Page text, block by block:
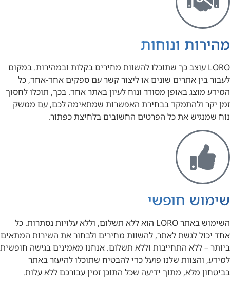
מהירות ונוחות
LORO עוצב כך שתוכלו להשוות מחירים בקלות ובמהירות. במקום
לעבור בין אתרים שונים או ליצור קשר עם ספקים אחד-אחד, כל
המידע מוצג באופן מסודר ונוח לעיון באתר אחד. בכך, תוכלו לחסוך
זמן יקר ולהתמקד בבחירת האפשרות שמתאימה לכם, עם ממשק
נוח שמנגיש את כל הפרטים החשובים בלחיצת כפתור.
שימוש חופשי
השימוש באתר LORO הוא ללא תשלום, וללא עלויות נסתרות. כל
אחד יכול לגשת לאתר, להשוות מחירים ולבחור את השירות המתאים
ביותר – ללא התחייבות וללא תשלום. אנחנו מאמינים בגישה חופשית
למידע, והצוות שלנו פועל כדי להבטיח שתוכלו להיעזר באתר
בביטחון מלא, מתוך ידיעה שכל התוכן זמין עבורכם ללא עלות.